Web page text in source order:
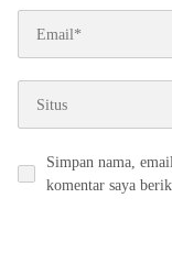
Simpan nama,
komentar saya